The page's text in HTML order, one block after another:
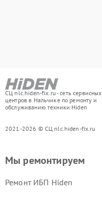
СЦ nlc.hiden-fix.ru - сеть сервисных
центров в Нальчике по ремонту и
обслуживанию техники Hiden
2021-2026 © СЦ nlc.hiden-fix.ru
Мы ремонтируем
Ремонт ИБП Hiden